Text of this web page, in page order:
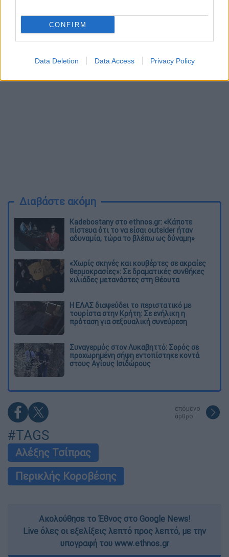
CONFIRM
Data Deletion Data Access Privacy Policy
Διαβάστε ακόμη
Kadebostany στο ethnos.gr: «Κάποτε
πίστευα ότι το να είσαι outsider ήταν
αδυναμία, τώρα το βλέπω ως δύναμη»
«Χωρίς σκηνές και κουβέρτες σε ακραίες
θερμοκρασίες»: Σε δραματικές συνθήκες
χιλιάδες μετανάστες στη Θέουτα
Η ΕΛΑΣ διαψεύδει το περιστατικό με
τουρίστα στην Κρήτη: Σε ενήλικη η
πρόταση για σεξουαλική συνεύρεση
Συναγερμός στον Λυκαβηττό: Σορός σε
προχωρημένη σήψη εντοπίστηκε κοντά
στους Αγίους Ισιδώρους
επόμενο
άρθρο
#TAGS
Αλέξης Τσίπρας
Περικλής Κοροβέσης
Ακολούθησε το Έθνος στο Google News!
Live όλες οι εξελίξεις λεπτό προς λεπτό, με την
υπογραφή του www.ethnos.gr